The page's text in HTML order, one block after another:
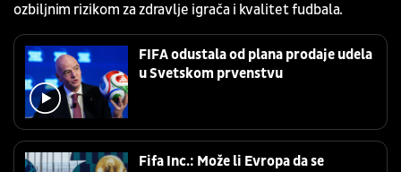
ozbiljnim rizikom za zdravlje igrača i kvalitet fudbala.
FIFA odustala od plana prodaje udela
u Svetskom prvenstvu
Fifa Inc.: Može li Evropa da se